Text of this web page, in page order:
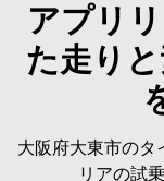
アプリ
た走り
大阪府大東市のタ
リアの試